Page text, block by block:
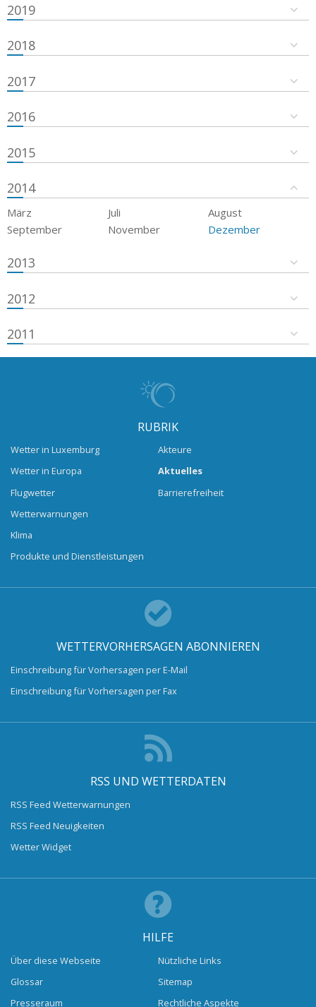
2019
2018
2017
2016
2015
2014
März Juli
August
September
November Dezember
2013
2012
2011
RUBRIK
Wetter in Luxemburg
Wetter in Europa
Flugwetter
Wetterwarnungen
Klima
Produkte und Dienstleistungen
Akteure
Aktuelles
Barrierefreiheit
WETTERVORHERSAGEN ABONNIEREN
Einschreibung für Vorhersagen per E-Mail
Einschreibung für Vorhersagen per Fax
RSS UND WETTERDATEN
RSS Feed Wetterwarnungen
RSS Feed Neuigkeiten
Wetter Widget
HILFE
Über diese Webseite
Glossar
Presseraum
Nützliche Links
Sitemap
Rechtliche Aspekte